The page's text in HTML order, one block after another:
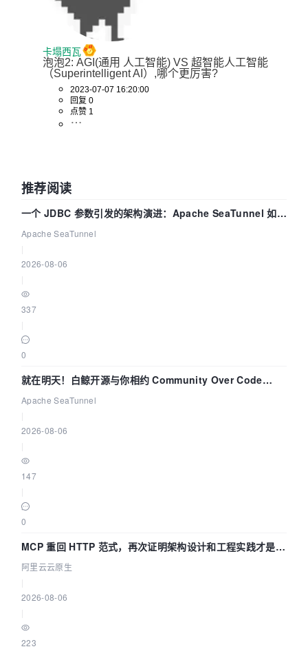
卡塌西瓦
泡泡2: AGI(通用 人工智能) VS 超智能人工智能
（Superintelligent AI）,哪个更厉害?
2023-07-07 16:20:00
回复 0
点赞 1
推荐阅读
一个 JDBC 参数引发的架构演进：Apache SeaTunnel 如何
解决数据同步中的“定时 Flush”难题
Apache SeaTunnel
2026-08-06
337
0
就在明天！白鲸开源与你相约 Community Over Code
Asia 2026 主题演讲！
Apache SeaTunnel
2026-08-06
147
0
MCP 重回 HTTP 范式，再次证明架构设计和工程实践才是稀
缺资源
阿里云云原生
2026-08-06
223